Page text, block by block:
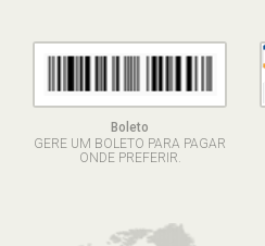
Boleto
GERE UM BOLETO PARA PAGAR
ONDE PREFERIR.